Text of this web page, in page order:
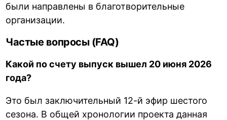
были направлены в благотворительные
организации.
Частые вопросы (FAQ)
Какой по счету выпуск вышел 20 июня 2026
года?
Это был заключительный 12-й эфир шестого
сезона. В общей хронологии проекта данная